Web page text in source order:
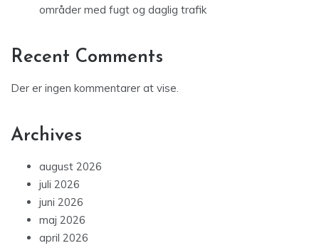
områder med fugt og daglig trafik
Recent Comments
Der er ingen kommentarer at vise.
Archives
august 2026
juli 2026
juni 2026
maj 2026
april 2026